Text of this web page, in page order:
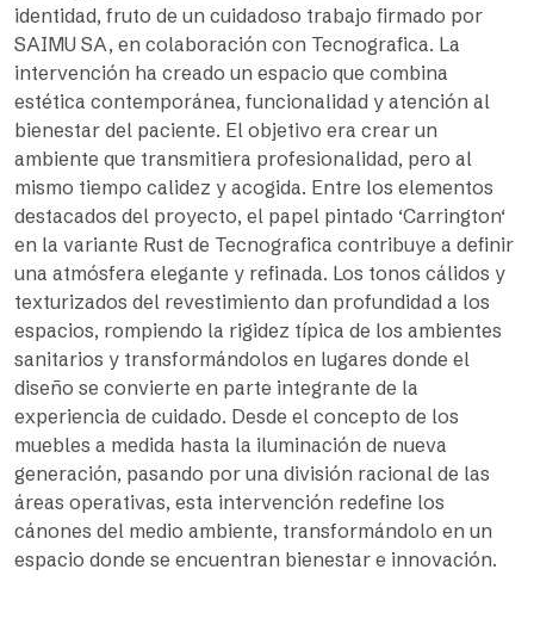
identidad, fruto de un cuidadoso trabajo firmado por
SAIMU SA, en colaboración con Tecnografica. La
intervención ha creado un espacio que combina
estética contemporánea, funcionalidad y atención al
bienestar del paciente. El objetivo era crear un
ambiente que transmitiera profesionalidad, pero al
mismo tiempo calidez y acogida. Entre los elementos
destacados del proyecto, el papel pintado ‘Carrington‘
en la variante Rust de Tecnografica contribuye a definir
una atmósfera elegante y refinada. Los tonos cálidos y
texturizados del revestimiento dan profundidad a los
espacios, rompiendo la rigidez típica de los ambientes
sanitarios y transformándolos en lugares donde el
diseño se convierte en parte integrante de la
experiencia de cuidado. Desde el concepto de los
muebles a medida hasta la iluminación de nueva
generación, pasando por una división racional de las
áreas operativas, esta intervención redefine los
cánones del medio ambiente, transformándolo en un
espacio donde se encuentran bienestar e innovación.